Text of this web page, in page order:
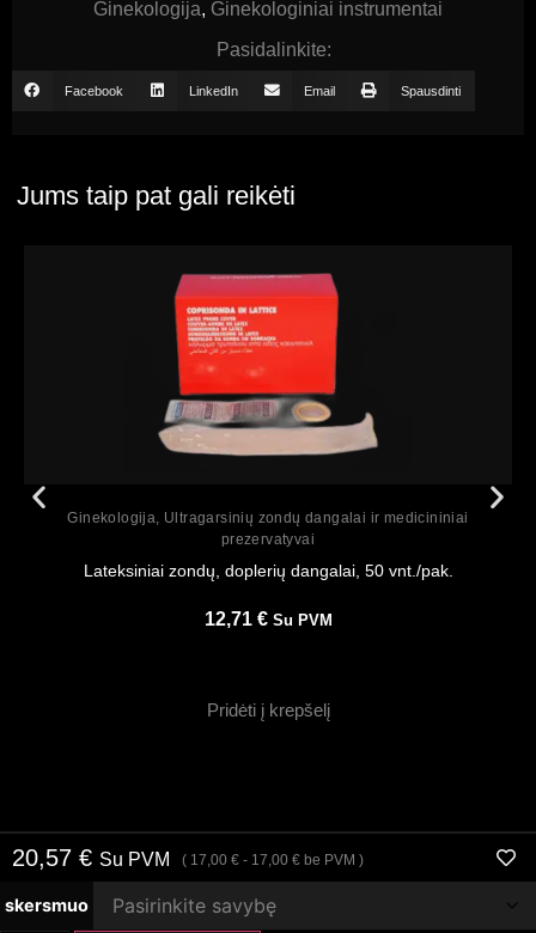
Ginekologija, Ginekologiniai instrumentai
Pasidalinkite:
Facebook LinkedIn Email Spausdinti
Jums taip pat gali reikėti
Ginekologija, Ultragarsinių zondų dangalai ir medicininiai
prezervatyvai
Lateksiniai zondų, doplerių dangalai, 50 vnt./pak.
12,71 € Su PVM
Pridėti į krepšelį
20,57 € Su PVM ( 17,00 € - 17,00 € be PVM )
skersmuo